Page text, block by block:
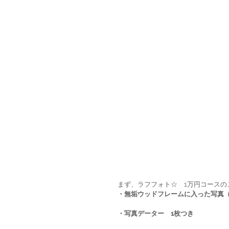
まず、ラフフォト☆　1万円コースの
・無垢ウッドフレームに入った写真
・写真データー　1枚つき